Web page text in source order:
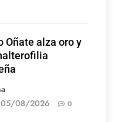
Oñate alza oro y
05/08/2026 0